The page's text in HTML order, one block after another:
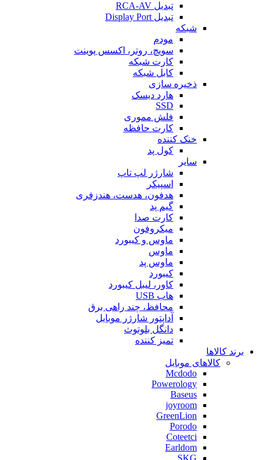
تبدیل RCA-AV
تبدیل Display Port
شبکه
مودم
سویچ، روتر، اکسس پوینت
کارت شبکه
کابل شبکه
ذخیره سازی
هارد دیسک
SSD
فلش مموری
کارت حافظه
خنک کننده
کول پد
سایر
شارژر لپ تاپ
اسپیکر
هدفون، هدست، هندزفری
گیم پد
کارت صدا
میکروفون
ماوس و کیبورد
ماوس
ماوس پد
کیبورد
کاور، لیبل کیبورد
هاب USB
محافظ، چند راهی برق
آداپتور شارژر موبایل
دانگل بلوتوث
تمیز کننده
برند کالاها
کالاهای موبایل
Mcdodo
Powerology
Baseus
joyroom
GreenLion
Porodo
Coteetci
Earldom
SKG